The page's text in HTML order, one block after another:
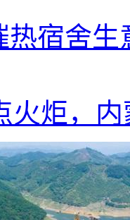
热宿舍
火炬，